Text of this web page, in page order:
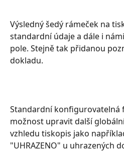
Výsledný šedý rámeček na
standardní údaje a dále i
pole. Stejně tak přidanou
dokladu.
Standardní konfigurovatelná
možnost upravit další
vzhledu tiskopis jako
"UHRAZENO" u uhrazených